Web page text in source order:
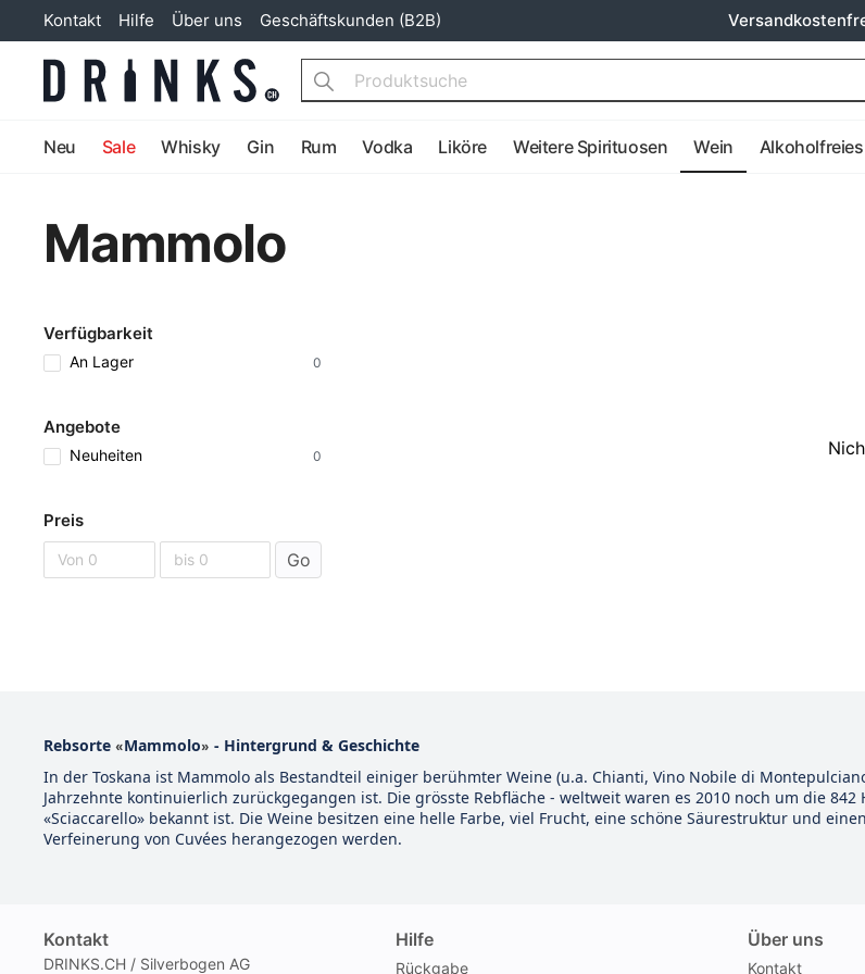
Kontakt Hilfe Über uns Geschäftskunden (B2B)
Search
Neu Sale Whisky Gin Rum Vodka Liköre Weitere Spirituosen Wein Alkoholfreies
Mammolo
Verfügbarkeit
An Lager 0
Angebote
Neuheiten 0
Preis
Go
Rebsorte «Mammolo» - Hintergrund & Geschichte
In der Toskana ist Mammolo als Bestandteil einiger berühmter Weine (u.a. Chianti, Vino Nobile di
Jahrzehnte kontinuierlich zurückgegangen ist. Die grösste Rebfläche - weltweit waren es 2010 noch um die
«Sciaccarello» bekannt ist. Die Weine besitzen eine helle Farbe, viel Frucht, eine schöne Säurestruktur und
Verfeinerung von Cuvées herangezogen werden.
Kontakt
DRINKS.CH / Silverbogen AG
Hilfe
Rückgabe
Über uns
Kontakt